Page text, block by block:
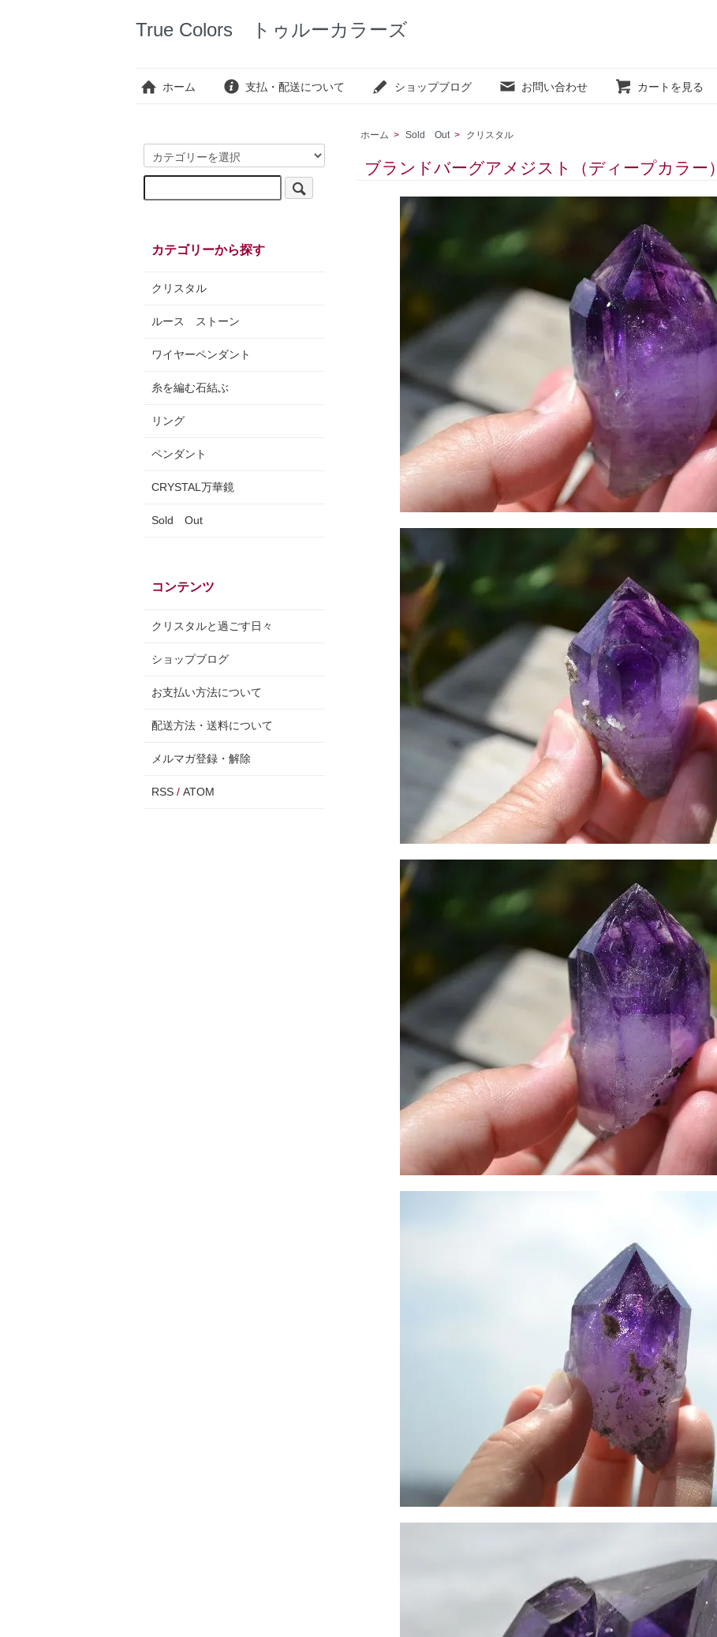
True Colors トゥルーカラーズ
ホーム 支払・配送について ショップブログ お問い合わせ カートを見る
ホーム > Sold Out > クリスタル
ブランドバーグアメジスト（ディープカラー）
カテゴリーから探す
クリスタル
ルース ストーン
ワイヤーペンダント
糸を編む石結ぶ
リング
ペンダント
CRYSTAL万華鏡
Sold Out
コンテンツ
クリスタルと過ごす日々
ショップブログ
お支払い方法について
配送方法・送料について
メルマガ登録・解除
RSS / ATOM